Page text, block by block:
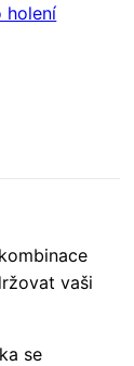
holení
vaši
se